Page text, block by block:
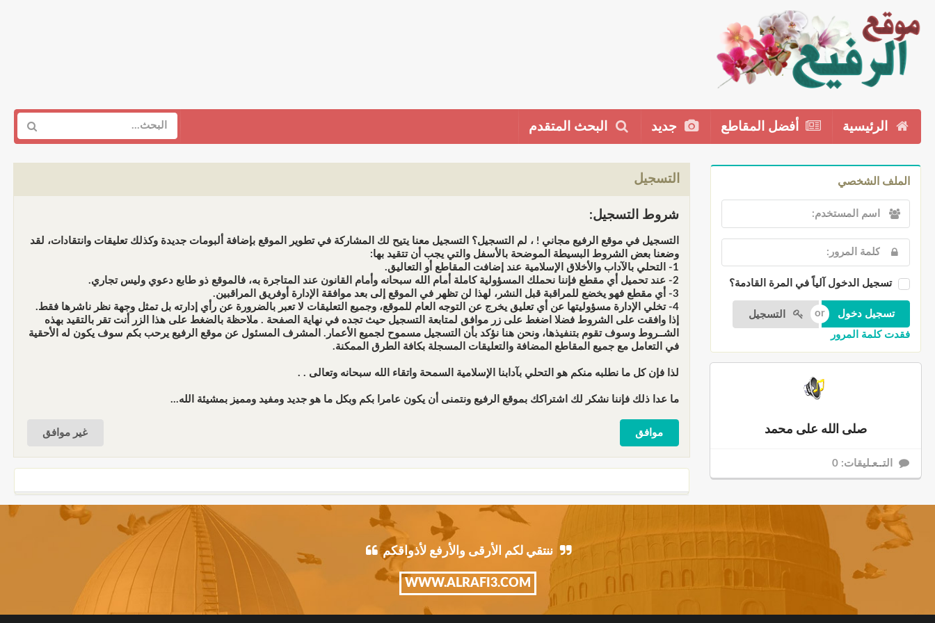
الرئيسية أفضل المقاطع جديد البحث المتقدم
الملف الشخصي
تسجيل الدخول آلياً في المرة القادمة؟
التسجيل
فقدت كلمة المرور
صلى الله على محمد
التــعـليقات: 0
التسجيل
شروط التسجيل:
التسجيل في موقع الرفيع مجاني ! ، لم التسجيل؟ التسجيل معنا يتيح لك المشاركة في تطوير الموقع بإضافة ألبومات جديدة وكذلك تعليقات وانتقادات، لقد
وضعنا بعض الشروط البسيطة الموضحة بالأسفل والتي يجب أن تتقيد بها:
1- التحلي بالآداب والأخلاق الإسلامية عند إضافت المقاطع أو التعاليق.
2- عند تحميل أي مقطع فإننا نحملك المسؤولية كاملة أمام الله سبحانه وأمام القانون عند المتاجرة به، فالموقع ذو طابع دعوي وليس تجاري.
3- أي مقطع فهو يخضع للمراقبة قبل النشر، لهذا لن تظهر في الموقع إلى بعد موافقة الإدارة أوفريق المراقبين.
4- تخلي الإدارة مسؤوليتها عن أي تعليق يخرج عن التوجه العام للموقع، وجميع التعليقات لا تعبر بالضرورة عن رأي إدارته بل تمثل وجهة نظر ناشرها فقط.
إذا وافقت على الشروط فضلا اضغط على زر موافق لمتابعة التسجيل حيث تجده في نهاية الصفحة . ملاحظة بالضغط على هذا الزر أنت تقر بالتقيد بهذه
الشــروط وسوف تقوم بتنفيذها، ونحن هنا نؤكد بأن التسجيل مسموح لجميع الأعمار. المشرف المسئول عن موقع الرفيع يرحب بكم سوف يكون له الأحقية
في التعامل مع جميع المقاطع المضافة والتعليقات المسجلة بكافة الطرق الممكنة.
لذا فإن كل ما نطلبه منكم هو التحلي بآدابنا الإسلامية السمحة واتقاء الله سبحانه وتعالى . .
ما عدا ذلك فإننا نشكر لك اشتراكك بموقع الرفيع ونتمنى أن يكون عامرا بكم وبكل ما هو جديد ومفيد ومميز بمشيئة الله...
ننتقي لكم الأرقى والأرفع لأذواقكم
WWW.ALRAFI3.COM